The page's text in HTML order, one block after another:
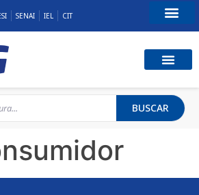
SENAI IEL CIT
BUSCAR